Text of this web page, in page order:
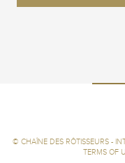
© CHAÎNE DES RÔTISSEURS -
TERMS OF